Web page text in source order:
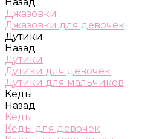
Джазовки
Джазовки для девочек
Дутики
Назад
Дутики
Дутики для девочек
Дутики для мальчиков
Кеды
Назад
Кеды
Кеды для девочек